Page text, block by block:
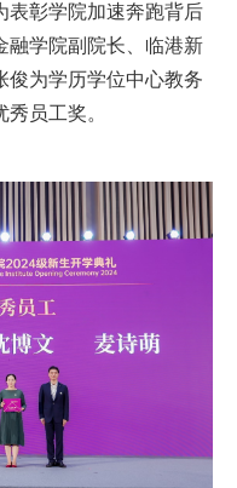
表彰学院加速奔跑背后
融学院副院长、临港新
俊为学历学位中心教务
员工奖。